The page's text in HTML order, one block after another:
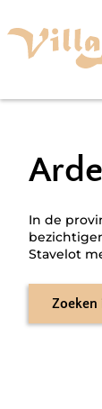
In de
Stavelot
Zoeken